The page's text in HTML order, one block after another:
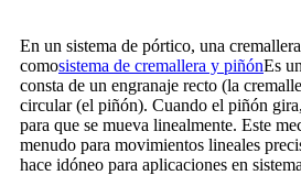
En un sistema de pórtico, una
comosistema de cremallera y piñónEs
consta de un engranaje recto (la
circular (el piñón). Cuando el piñón
para que se mueva linealmente. Este
menudo para movimientos lineales
hace idóneo para aplicaciones en